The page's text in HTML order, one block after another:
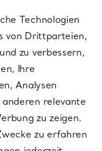
Technologien
von Drittparteien,
zu verbessern,
Ihre
Analysen
relevante
zu zeigen.
zu erfahren